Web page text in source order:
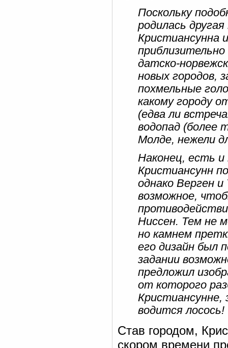
Поскольку
родилась
Кристиансунна
датско-
новых городов,
похмельные
какому городу
(едва ли
водопад (более
Молде, нежели
Наконец, есть и
Кристиансунн
однако Верген и
возможное,
Ниссен. Тем не
но камнем
его дизайн был
задании
предложил
от которого
Кристиансунне,
водится лосось!
Став городом,
скором времени